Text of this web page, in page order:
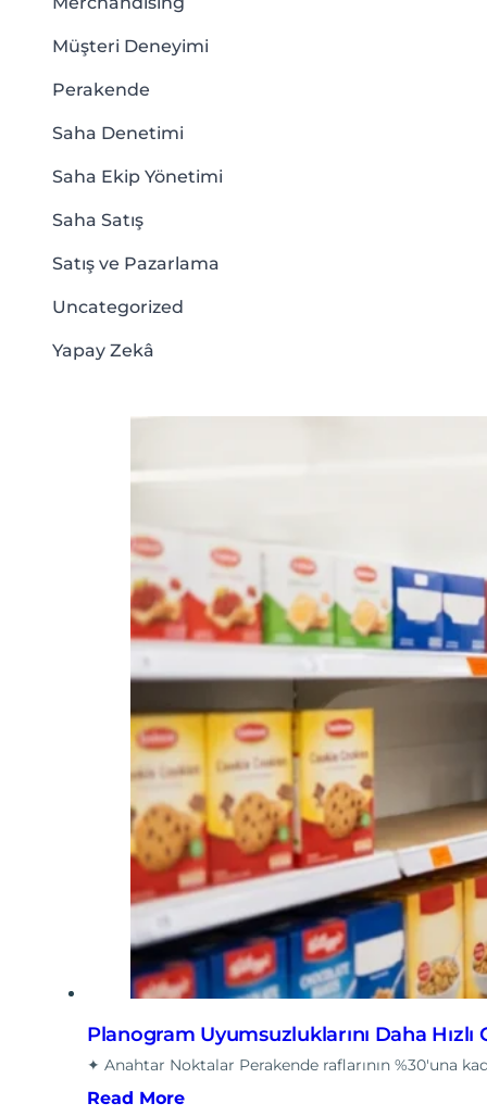
Müşteri Deneyimi
Perakende
Saha Denetimi
Saha Ekip Yönetimi
Saha Satış
Satış ve Pazarlama
Uncategorized
Yapay Zekâ
Planogram Uyumsuzluklarını Daha Hızlı
✦ Anahtar Noktalar Perakende raflarının %30'una
Read More